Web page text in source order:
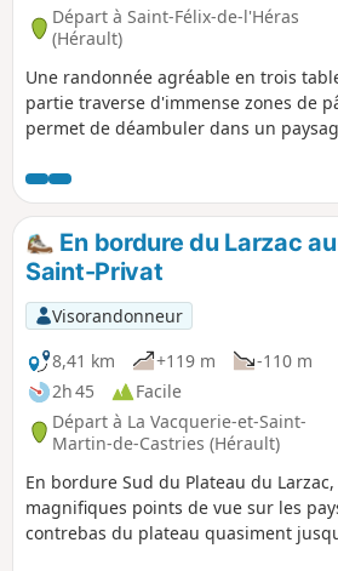
Départ à Saint-Félix-de-l'Héras
(Hérault)
Une randonnée agréable en trois
partie traverse d'immense zones de
permet de déambuler dans un
des ruisseaux à traverser. Cette
cette randonnée facile et pleine
En bordure du Larzac
Saint-Privat
Visorandonneur
8,41 km
+119 m
-110 m
2h 45
Facile
Départ à La Vacquerie-et-Saint-
Martin-de-Castries (Hérault)
En bordure Sud du Plateau du
magnifiques points de vue sur les
contrebas du plateau quasiment